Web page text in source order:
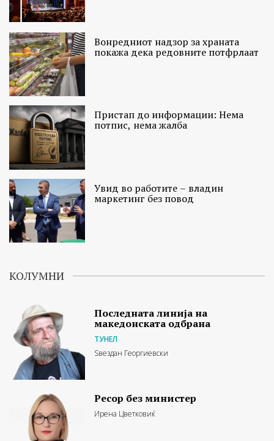
Вонредниот надзор за храната
покажа дека редовните потфрлаат
Пристап до информации: Нема
потпис, нема жалба
Увид во работите – владин
маркетинг без повод
КОЛУМНИ
Последната линија на
македонската одбрана
ТУНЕЛ
Ѕвездан Георгиевски
Ресор без министер
Ирена Цветковиќ